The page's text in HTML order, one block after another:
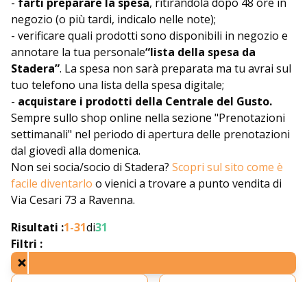
negozio (o più tardi, indicalo nelle note);
- verificare quali prodotti sono disponibili in negozio e
annotare la tua personale“lista della spesa da
Stadera”. La spesa non sarà preparata ma tu avrai sul
tuo telefono una lista della spesa digitale;
- acquistare i prodotti della Centrale del Gusto.
Sempre sullo shop online nella sezione "Prenotazioni
settimanali" nel periodo di apertura delle prenotazioni
dal giovedì alla domenica.
Non sei socia/socio di Stadera? Scopri sul sito come è
facile diventarlo o vienici a trovare a punto vendita di
Via Cesari 73 a Ravenna.
Risultati :1-31di31
Filtri :